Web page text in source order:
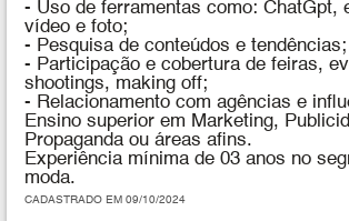
- Uso de ferramentas como: ChatGpt,
vídeo e foto;
- Pesquisa de conteúdos e tendências;
- Participação e cobertura de feiras,
shootings, making off;
- Relacionamento com agências e
Ensino superior em Marketing,
Propaganda ou áreas afins.
Experiência mínima de 03 anos no
moda.
CADASTRADO EM 09/10/2024